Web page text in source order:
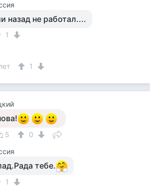
назад не работал....
1
1
5 0
тебе.
1